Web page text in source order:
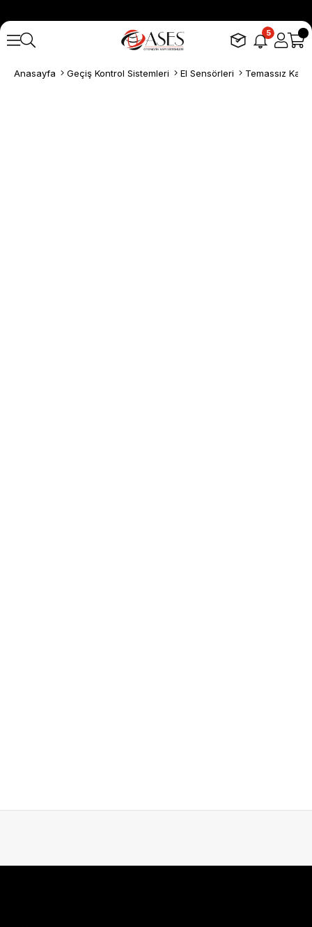
5
Anasayfa Geçiş Kontrol Sistemleri El Sensörleri Temassız